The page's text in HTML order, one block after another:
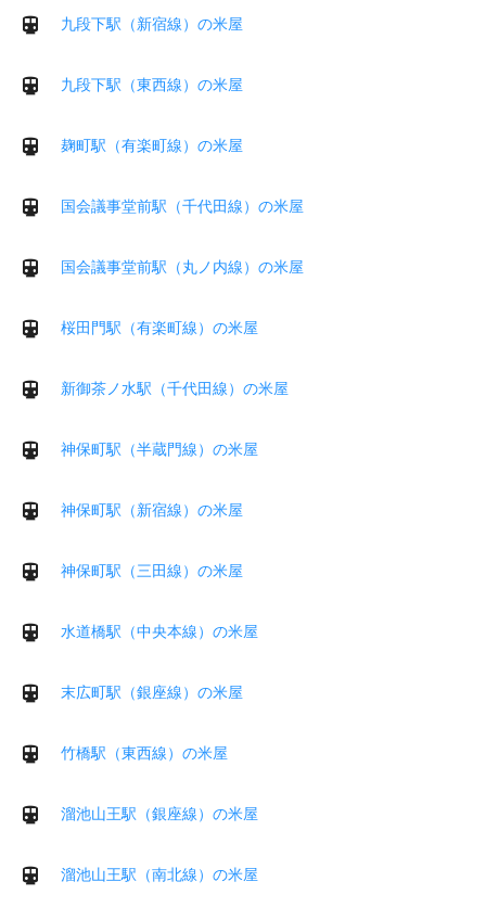
九段下駅（新宿線）の米屋
九段下駅（東西線）の米屋
麹町駅（有楽町線）の米屋
国会議事堂前駅（千代田線）の米屋
国会議事堂前駅（丸ノ内線）の米屋
桜田門駅（有楽町線）の米屋
新御茶ノ水駅（千代田線）の米屋
神保町駅（半蔵門線）の米屋
神保町駅（新宿線）の米屋
神保町駅（三田線）の米屋
水道橋駅（中央本線）の米屋
末広町駅（銀座線）の米屋
竹橋駅（東西線）の米屋
溜池山王駅（銀座線）の米屋
溜池山王駅（南北線）の米屋